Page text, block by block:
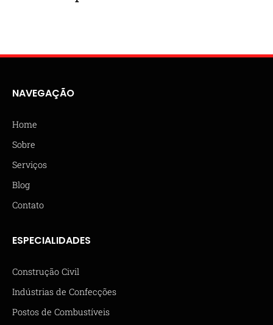
NAVEGAÇÃO
Home
Sobre
Serviços
Blog
Contato
ESPECIALIDADES
Construção Civil
Indústrias de Confecções
Postos de Combustíveis